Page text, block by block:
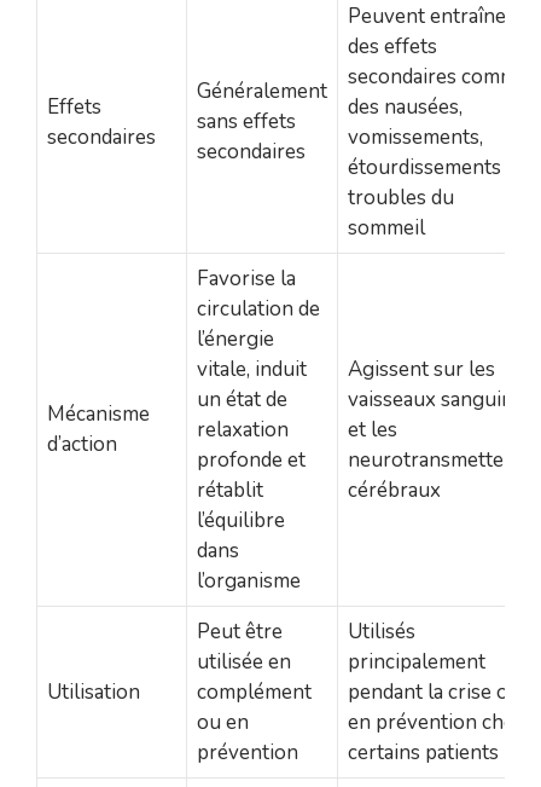
Effets
secondaires
Généralement
sans effets
secondaires
Peuvent entraîner
des effets
secondaires comme
des nausées,
vomissements,
étourdissements et
troubles du
sommeil
Mécanisme
d’action
Favorise la
circulation de
l’énergie
vitale, induit
un état de
relaxation
profonde et
rétablit
l’équilibre
dans
l’organisme
Agissent sur les
vaisseaux sanguins
et les
neurotransmetteurs
cérébraux
Utilisation
Peut être
utilisée en
complément
ou en
prévention
Utilisés
principalement
pendant la crise ou
en prévention chez
certains patients